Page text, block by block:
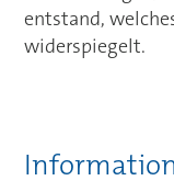
entstand,
widerspiegelt.